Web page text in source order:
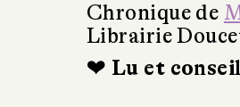
Chronique de
Librairie
❤ Lu et